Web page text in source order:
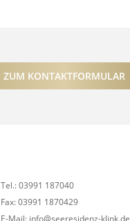
ZUM KONTAKTFORMULAR
Tel.: 03991 187040
Fax: 03991 1870429